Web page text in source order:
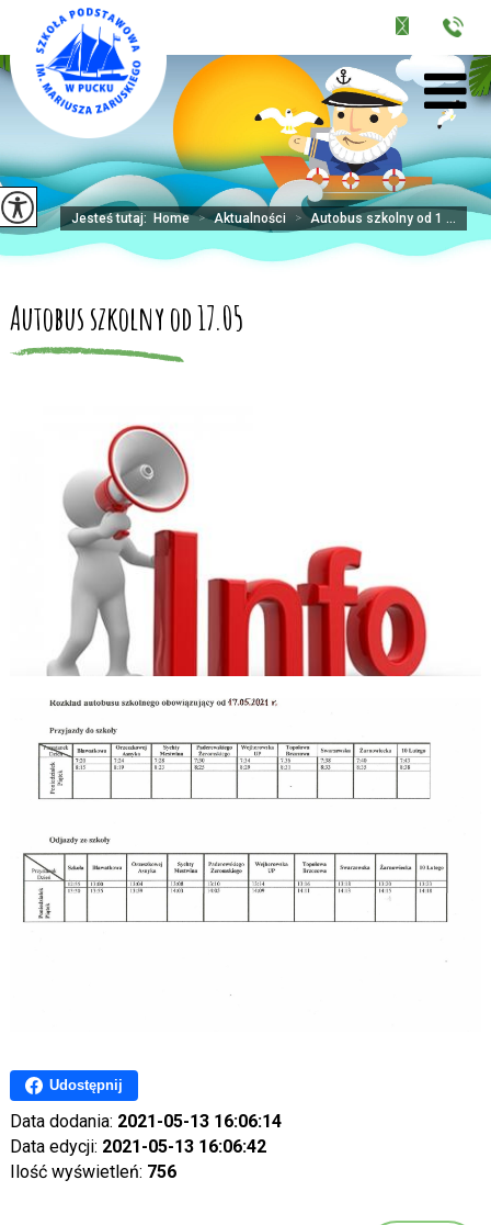
Jesteś tutaj: Home > Aktualności > Autobus szkolny od 1 ...
Autobus szkolny od 17.05
Udostępnij
Data dodania: 2021-05-13 16:06:14
Data edycji: 2021-05-13 16:06:42
Ilość wyświetleń: 756